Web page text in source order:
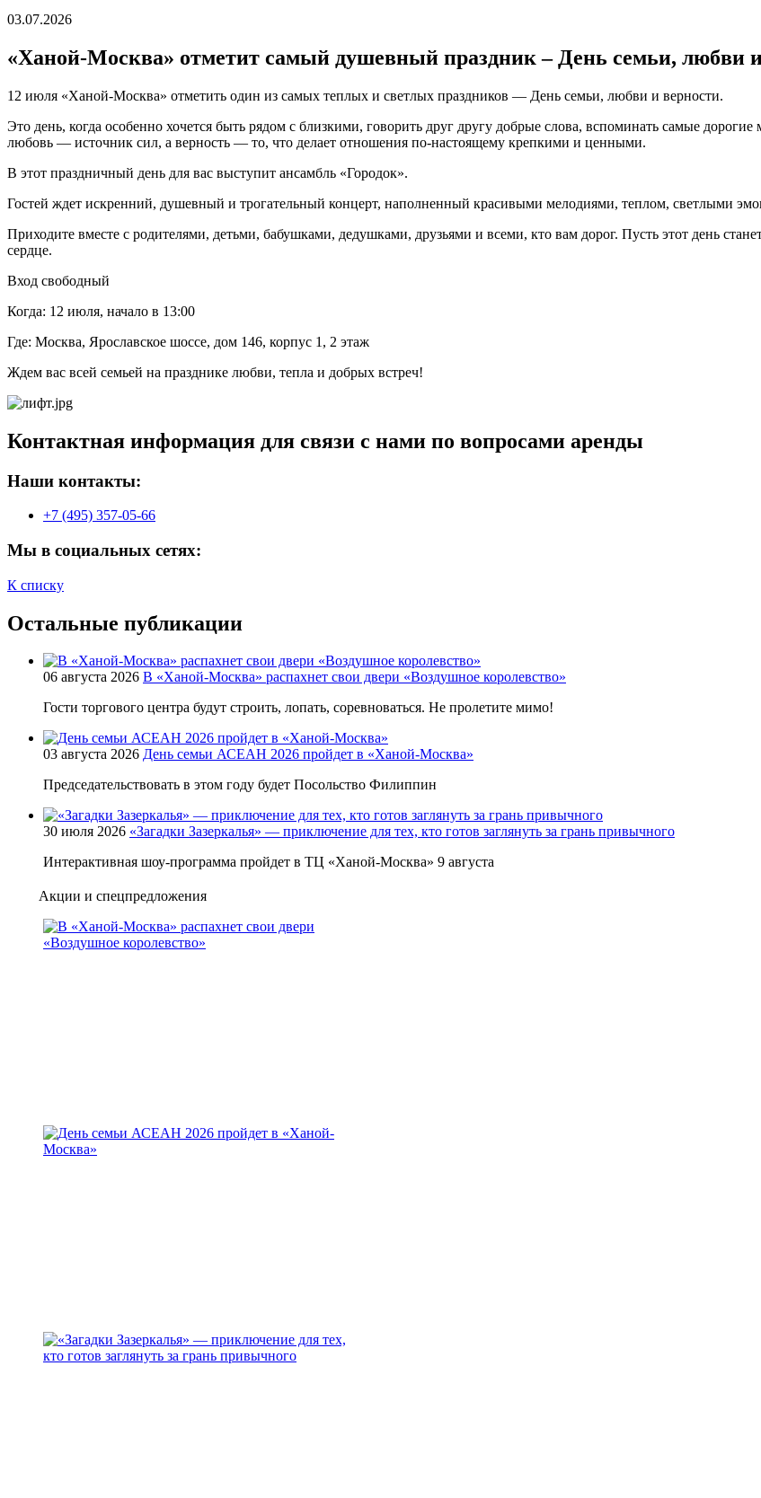
03.07.2026
«Ханой-Москва» отметит самый душевный праздник – День семьи, любви
12 июля «Ханой-Москва» отметить один из самых теплых и светлых праздников — День семьи, любви и верности.
Это день, когда особенно хочется быть рядом с близкими, говорить друг другу добрые слова, вспоминать самые
любовь — источник сил, а верность — то, что делает отношения по-настоящему крепкими и ценными.
В этот праздничный день для вас выступит ансамбль «Городок».
Гостей ждет искренний, душевный и трогательный концерт, наполненный красивыми мелодиями, теплом, светлыми
Приходите вместе с родителями, детьми, бабушками, дедушками, друзьями и всеми, кто вам дорог. Пусть этот день
сердце.
Вход свободный
Когда: 12 июля, начало в 13:00
Где: Москва, Ярославское шоссе, дом 146, корпус 1, 2 этаж
Ждем вас всей семьей на празднике любви, тепла и добрых встреч!
Контактная информация для связи с нами по вопросами аренды
Наши контакты:
+7 (495) 357-05-66
Мы в социальных сетях:
К списку
Остальные публикации
06 августа 2026 В «Ханой-Москва» распахнет свои двери «Воздушное королевство»
Гости торгового центра будут строить, лопать, соревноваться. Не пролетите мимо!
03 августа 2026 День семьи АСЕАН 2026 пройдет в «Ханой-Москва»
Председательствовать в этом году будет Посольство Филиппин
30 июля 2026 «Загадки Зазеркалья» — приключение для тех, кто готов заглянуть за грань привычного
Интерактивная шоу-программа пройдет в ТЦ «Ханой-Москва» 9 августа
Акции и спецпредложения